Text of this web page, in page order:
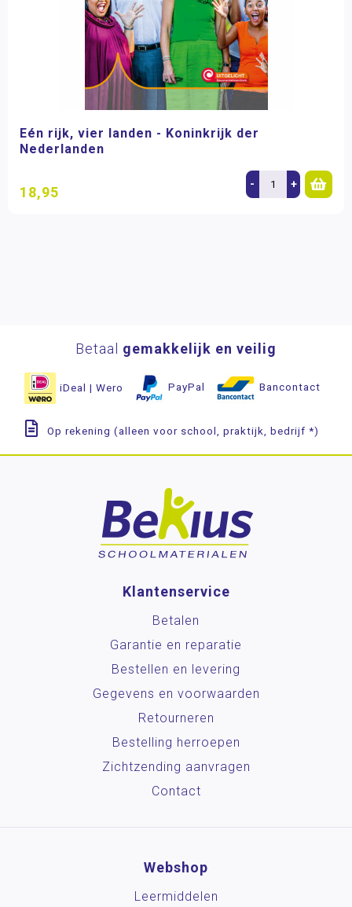
Eén rijk, vier landen - Koninkrijk der
Nederlanden
18,95 - +
Betaal gemakkelijk en veilig
iDeal | Wero PayPal Bancontact
Op rekening (alleen voor school, praktijk, bedrijf *)
Klantenservice
Betalen
Garantie en reparatie
Bestellen en levering
Gegevens en voorwaarden
Retourneren
Bestelling herroepen
Zichtzending aanvragen
Contact
Webshop
Leermiddelen